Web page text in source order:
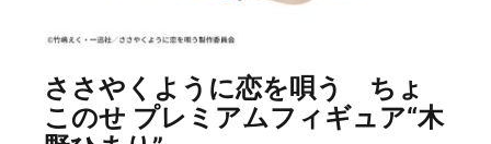
ささやくように恋を唄う ちょ
このせ プレミアムフィギュア“木